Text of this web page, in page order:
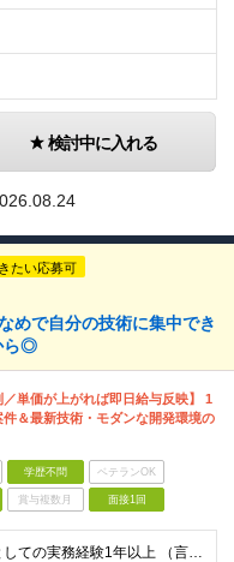
検討中に入れる
たい応募可
めで自分の技術に集中でき
ら◎
／単価が上がれば即日給与反映】 1
件＆最新技術・モダンな開発環境の
学歴不問 ベテランOK
賞与複数月 面接1回
■ 開発エンジニアとしての実務経験1年以上 （言語・業界・規模・担当工程は問いません。テストや一部改修の経験だけでも歓迎です！） ・学歴・転職回数・経歴ブランク不問 「このままでいいのか？」その違